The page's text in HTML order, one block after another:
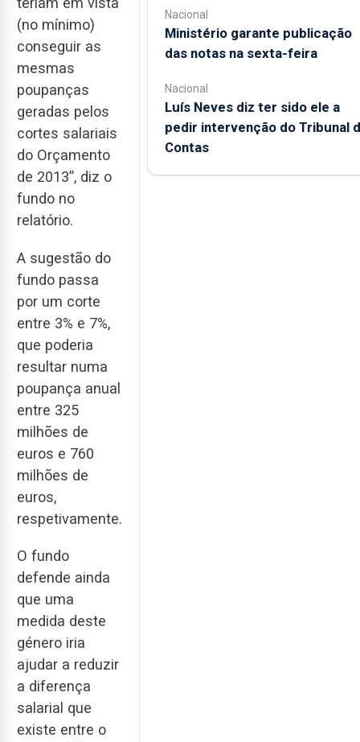
(no mínimo)
conseguir as
mesmas
poupanças
geradas pelos
cortes salariais
do Orçamento
de 2013”, diz o
fundo no
relatório.
A sugestão do
fundo passa
por um corte
entre 3% e 7%,
que poderia
resultar numa
poupança anual
entre 325
milhões de
euros e 760
milhões de
euros,
respetivamente.
O fundo
defende ainda
que uma
medida deste
género iria
ajudar a reduzir
a diferença
salarial que
existe entre o
Nacional
Ministério garante publicação
das notas na sexta-feira
Nacional
Luís Neves diz ter sido ele a
pedir intervenção do Tribunal
Contas